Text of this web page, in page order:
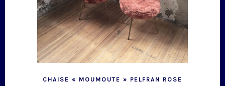
CHAISE « MOUMOUTE » PELFRAN ROSE